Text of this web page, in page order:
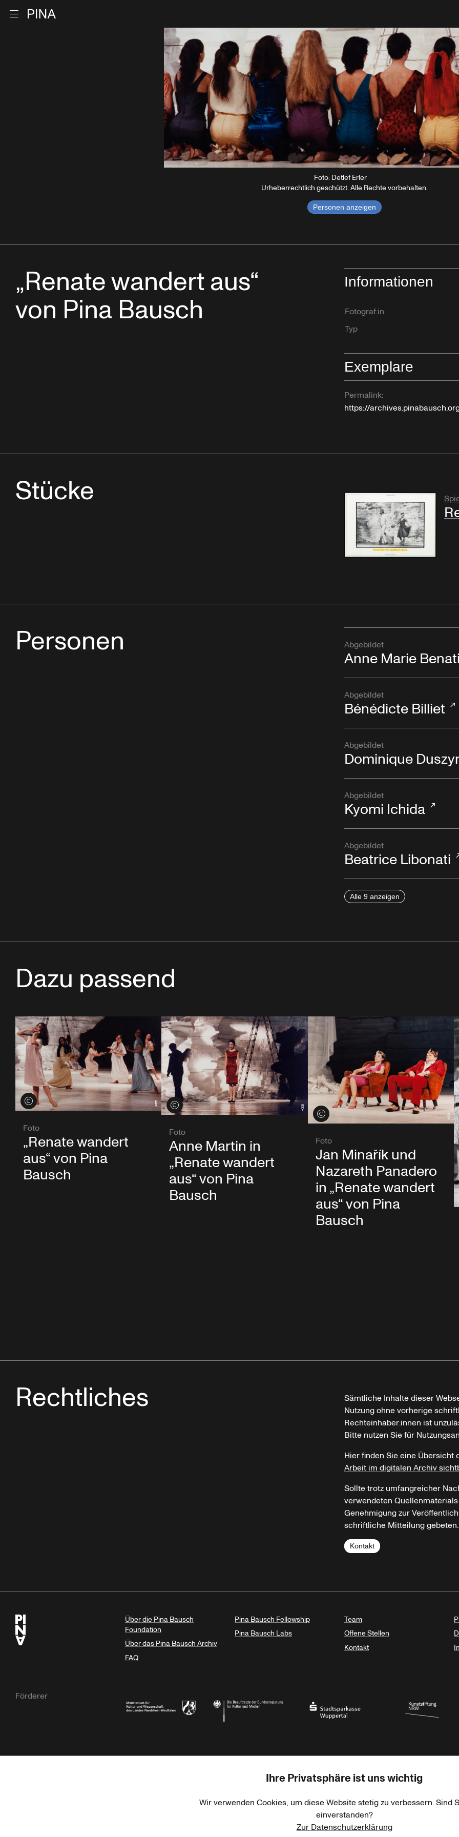
Menu öffnen
Foto: Detlef Erler
Urheberrechtlich geschützt. Alle Rechte vorbehalten.
Personen anzeigen
„Renate wandert aus“
von Pina Bausch
Informationen
Fotograf:in
Typ
Exemplare
Permalink:
https://
Stücke
Personen Abgebildet
Anne Marie
Abgebildet
Bénédicte Billiet
Abgebildet
Dominique
Abgebildet
Kyomi Ichida
Abgebildet
Beatrice Libonati
Alle 9 anzeigen
Dazu passend
Credits öffnen
Foto
„Renate wandert
aus“ von Pina
Bausch
Credits öffnen
Foto
Anne Martin in
„Renate wandert
aus“ von Pina
Bausch
Credits öffnen
Foto
Jan Minařík und
Nazareth Panadero
in „Renate wandert
aus“ von Pina
Bausch
Rechtliches
Sämtliche Inhalte dieser
Nutzung ohne vorherige
Rechteinhaber:innen ist
Bitte nutzen Sie für
Hier finden Sie eine Übersicht
Arbeit im digitalen Archiv
Sollte trotz umfangreicher
verwendeten
Genehmigung zur
schriftliche Mitteilung gebeten.
Kontakt
Über die Pina Bausch
Foundation
Über das Pina Bausch Archiv
FAQ
Pina Bausch Fellowship
Pina Bausch Labs
Team
Offene Stellen
Kontakt
Förderer
Dr. Werner Jackstädt Stiftung Haus der Kulturen der Welt Goethe-Institut
Ihre Privatsphäre ist uns wichtig
Wir verwenden Cookies, um diese Website stetig zu verbessern. Sind
einverstanden?
Zur Datenschutzerklärung